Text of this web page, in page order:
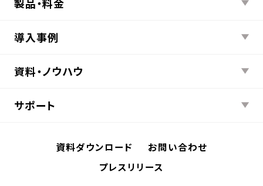
導入事例
資料・ノウハウ
サポート
資料ダウンロード
お問い合わせ
プレスリリース